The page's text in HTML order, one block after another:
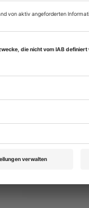
Emma Stone